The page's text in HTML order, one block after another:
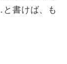
書けば、も